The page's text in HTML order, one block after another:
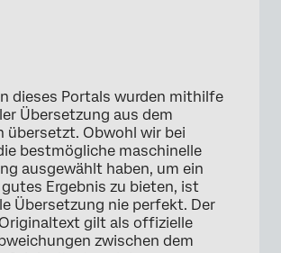
dieses Portals wurden mithilfe
Übersetzung aus dem
übersetzt. Obwohl wir bei
bestmögliche maschinelle
ausgewählt haben, um ein
Ergebnis zu bieten, ist
Übersetzung nie perfekt. Der
gilt als offizielle
zwischen dem